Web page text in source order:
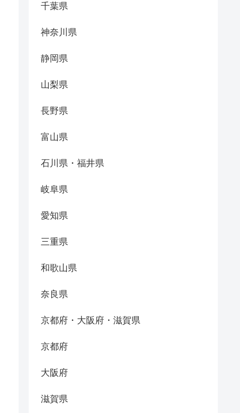
千葉県
神奈川県
静岡県
山梨県
長野県
富山県
石川県・福井県
岐阜県
愛知県
三重県
和歌山県
奈良県
京都府・大阪府・滋賀県
京都府
大阪府
滋賀県